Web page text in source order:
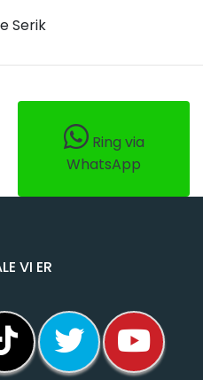
Ring via
WhatsApp
VI ER